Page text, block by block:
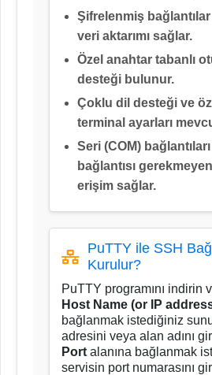
Şifrelenmiş
veri aktarımı sağlar.
Özel anahtar tabanlı
desteği bulunur.
Çoklu dil desteği ve
terminal ayarları
Seri (COM)
bağlantısı
erişim sağlar.
PuTTY ile SSH
Kurulur?
PuTTY programını indirin
Host Name (or IP
bağlanmak istediğiniz
adresini veya alan adını
Port alanına bağlanmak
servisin port numarasını